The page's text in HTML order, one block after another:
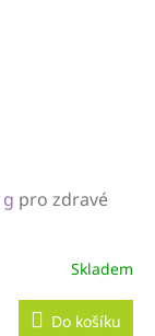
pro zdravé
Skladem
Do košíku